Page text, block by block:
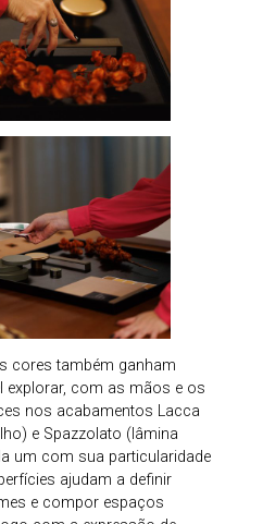
cores também ganham
explorar, com as mãos e os
nos acabamentos Lacca
e Spazzolato (lâmina
um com sua particularidade
ajudam a definir
e compor espaços